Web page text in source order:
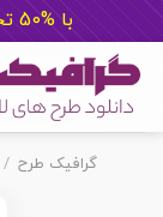
با %50 تخفیف اشتراک بخر
content
گرافیک طرح /